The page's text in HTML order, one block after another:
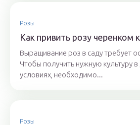
Розы
Как привить розу черенком
Выращивание роз в саду требует
Чтобы получить нужную культуру
условиях, необходимо...
Розы